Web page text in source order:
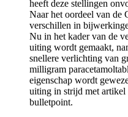
heeft deze stellingen
Naar het oordeel van de
verschillen in
Nu in het kader van de
uiting wordt gemaakt,
snellere verlichting van
milligram
eigenschap wordt
uiting in strijd met artikel
bulletpoint.